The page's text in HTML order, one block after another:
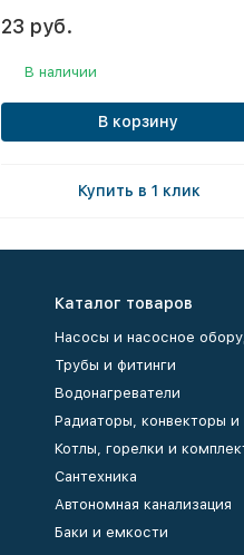
23 руб.
В наличии
В корзину
Купить в 1 клик
Каталог товаров
Насосы и насосное
Трубы и фитинги
Водонагреватели
Радиаторы, конвекторы
Котлы, горелки и
Сантехника
Автономная канализация
Баки и емкости